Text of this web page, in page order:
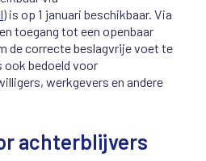
) is op 1 januari beschikbaar. Via
toegang tot een openbaar
de correcte beslagvrije voet te
ook bedoeld voor
werkgevers en andere
achterblijvers